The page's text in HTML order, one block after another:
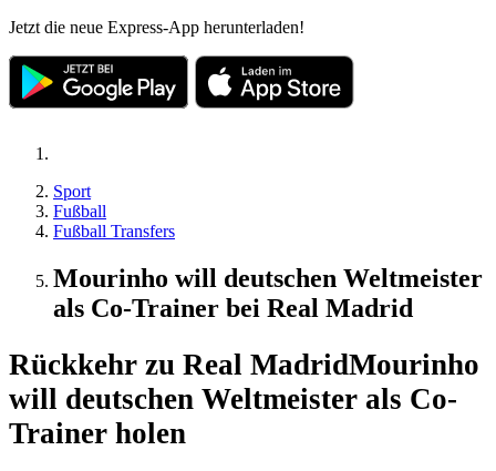
Jetzt die neue Express-App herunterladen!
Sport
Fußball
Fußball Transfers
Mourinho will deutschen Weltmeister
als Co-Trainer bei Real Madrid
Rückkehr zu Real MadridMourinho
will deutschen Weltmeister als Co-
Trainer holen